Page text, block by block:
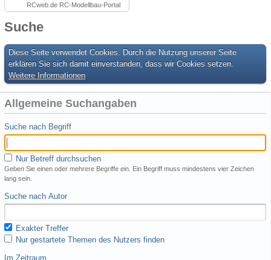
RCweb.de RC-Modellbau-Portal
Suche
Diese Seite verwendet Cookies. Durch die Nutzung unserer Seite
erklären Sie sich damit einverstanden, dass wir Cookies setzen.
Weitere Informationen
Allgemeine Suchangaben
Suche nach Begriff
Nur Betreff durchsuchen
Geben Sie einen oder mehrere Begriffe ein. Ein Begriff muss mindestens vier Zeichen
lang sein.
Suche nach Autor
Exakter Treffer
Nur gestartete Themen des Nutzers finden
Im Zeitraum